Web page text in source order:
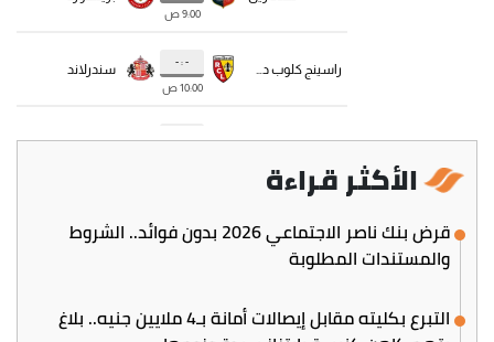
الأكثر قراءة
قرض بنك ناصر الاجتماعي 2026 بدون فوائد.. الشروط
والمستندات المطلوبة
التبرع بكليته مقابل إيصالات أمانة بـ4 ملايين جنيه.. بلاغ